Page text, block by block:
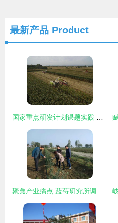
最新产品 Product